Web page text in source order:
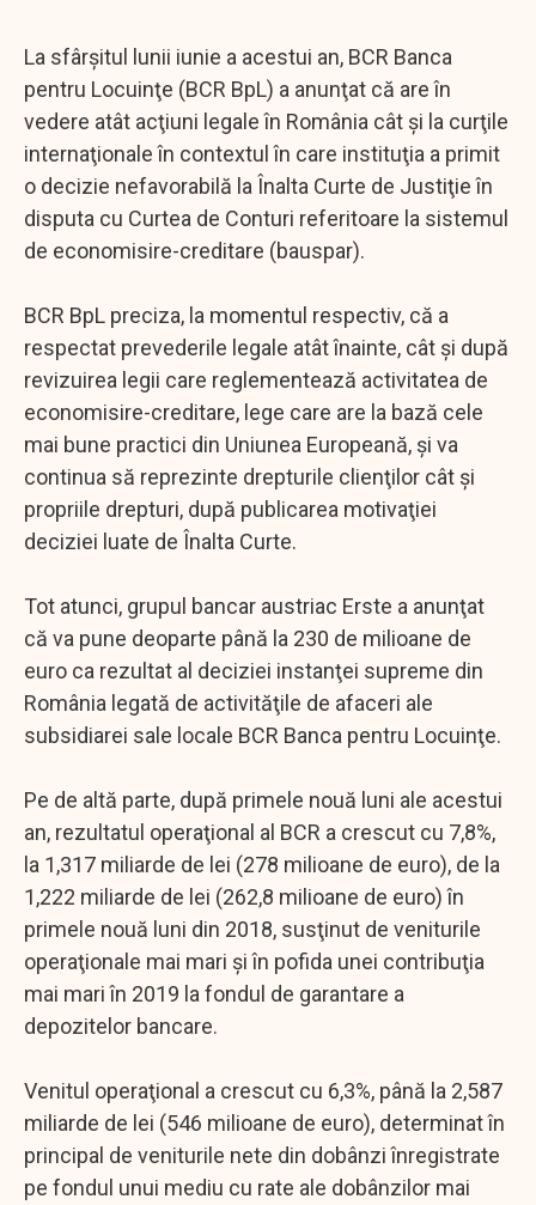
La sfârşitul lunii iunie a acestui an, BCR Banca
pentru Locuinţe (BCR BpL) a anunţat că are în
vedere atât acţiuni legale în România cât şi la curţile
internaţionale în contextul în care instituţia a primit
o decizie nefavorabilă la Înalta Curte de Justiţie în
disputa cu Curtea de Conturi referitoare la sistemul
de economisire-creditare (bauspar).
BCR BpL preciza, la momentul respectiv, că a
respectat prevederile legale atât înainte, cât şi după
revizuirea legii care reglementează activitatea de
economisire-creditare, lege care are la bază cele
mai bune practici din Uniunea Europeană, şi va
continua să reprezinte drepturile clienţilor cât şi
propriile drepturi, după publicarea motivaţiei
deciziei luate de Înalta Curte.
Tot atunci, grupul bancar austriac Erste a anunţat
că va pune deoparte până la 230 de milioane de
euro ca rezultat al deciziei instanţei supreme din
România legată de activităţile de afaceri ale
subsidiarei sale locale BCR Banca pentru Locuinţe.
Pe de altă parte, după primele nouă luni ale acestui
an, rezultatul operaţional al BCR a crescut cu 7,8%,
la 1,317 miliarde de lei (278 milioane de euro), de la
1,222 miliarde de lei (262,8 milioane de euro) în
primele nouă luni din 2018, susţinut de veniturile
operaţionale mai mari şi în pofida unei contribuţia
mai mari în 2019 la fondul de garantare a
depozitelor bancare.
Venitul operaţional a crescut cu 6,3%, până la 2,587
miliarde de lei (546 milioane de euro), determinat în
principal de veniturile nete din dobânzi înregistrate
pe fondul unui mediu cu rate ale dobânzilor mai